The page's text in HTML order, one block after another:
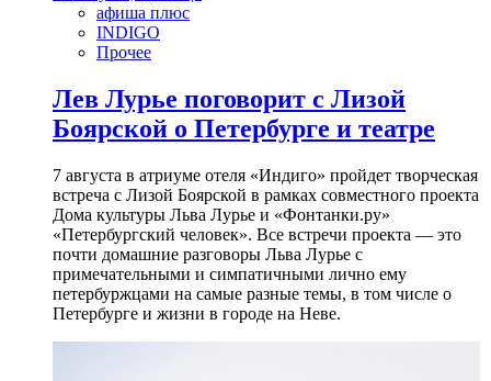
афиша плюс
INDIGO
Прочее
Лев Лурье поговорит с Лизой
Боярской о Петербурге и театре
7 августа в атриуме отеля «Индиго» пройдет творческая
встреча с Лизой Боярской в рамках совместного проекта
Дома культуры Льва Лурье и «Фонтанки.ру»
«Петербургский человек». Все встречи проекта — это
почти домашние разговоры Льва Лурье с
примечательными и симпатичными лично ему
петербуржцами на самые разные темы, в том числе о
Петербурге и жизни в городе на Неве.